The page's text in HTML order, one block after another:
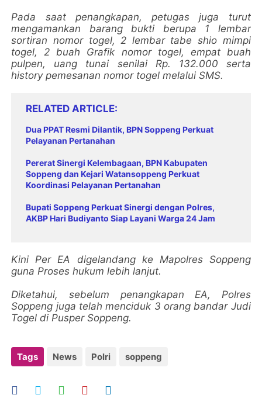
Pada saat penangkapan, petugas juga turut
mengamankan barang bukti berupa 1 lembar
sortiran nomor togel, 2 lembar tabe shio mimpi
togel, 2 buah Grafik nomor togel, empat buah
pulpen, uang tunai senilai Rp. 132.000 serta
history pemesanan nomor togel melalui SMS.
RELATED ARTICLE
Dua PPAT Resmi Dilantik, BPN Soppeng Perkuat
Pelayanan Pertanahan
Pererat Sinergi Kelembagaan, BPN Kabupaten
Soppeng dan Kejari Watansoppeng Perkuat
Koordinasi Pelayanan Pertanahan
Bupati Soppeng Perkuat Sinergi dengan Polres,
AKBP Hari Budiyanto Siap Layani Warga 24 Jam
Kini Per EA digelandang ke Mapolres Soppeng
guna Proses hukum lebih lanjut.
Diketahui, sebelum penangkapan EA, Polres
Soppeng juga telah menciduk 3 orang bandar Judi
Togel di Pusper Soppeng.
Tags News Polri soppeng